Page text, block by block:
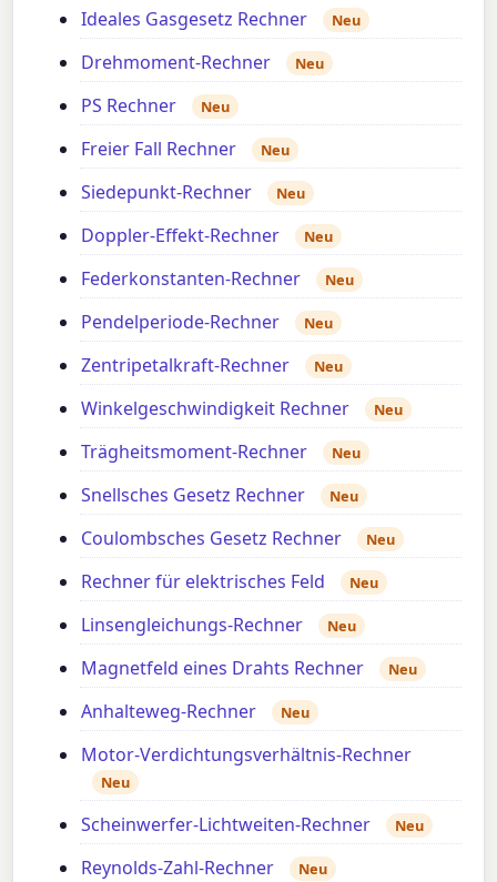
Ideales Gasgesetz Rechner Neu
Drehmoment-Rechner Neu
PS Rechner Neu
Freier Fall Rechner Neu
Siedepunkt-Rechner Neu
Doppler-Effekt-Rechner Neu
Federkonstanten-Rechner Neu
Pendelperiode-Rechner Neu
Zentripetalkraft-Rechner Neu
Winkelgeschwindigkeit Rechner Neu
Trägheitsmoment-Rechner Neu
Snellsches Gesetz Rechner Neu
Coulombsches Gesetz Rechner Neu
Rechner für elektrisches Feld Neu
Linsengleichungs-Rechner Neu
Magnetfeld eines Drahts Rechner Neu
Anhalteweg-Rechner Neu
Motor-Verdichtungsverhältnis-Rechner
Neu
Scheinwerfer-Lichtweiten-Rechner Neu
Reynolds-Zahl-Rechner Neu